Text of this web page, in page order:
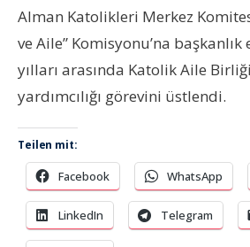
Alman Katolikleri Merkez
ve Aile” Komisyonu’na
yılları arasında Katolik Aile
yardımcılığı görevini üstlendi.
Teilen mit:
Facebook WhatsApp
LinkedIn Telegram